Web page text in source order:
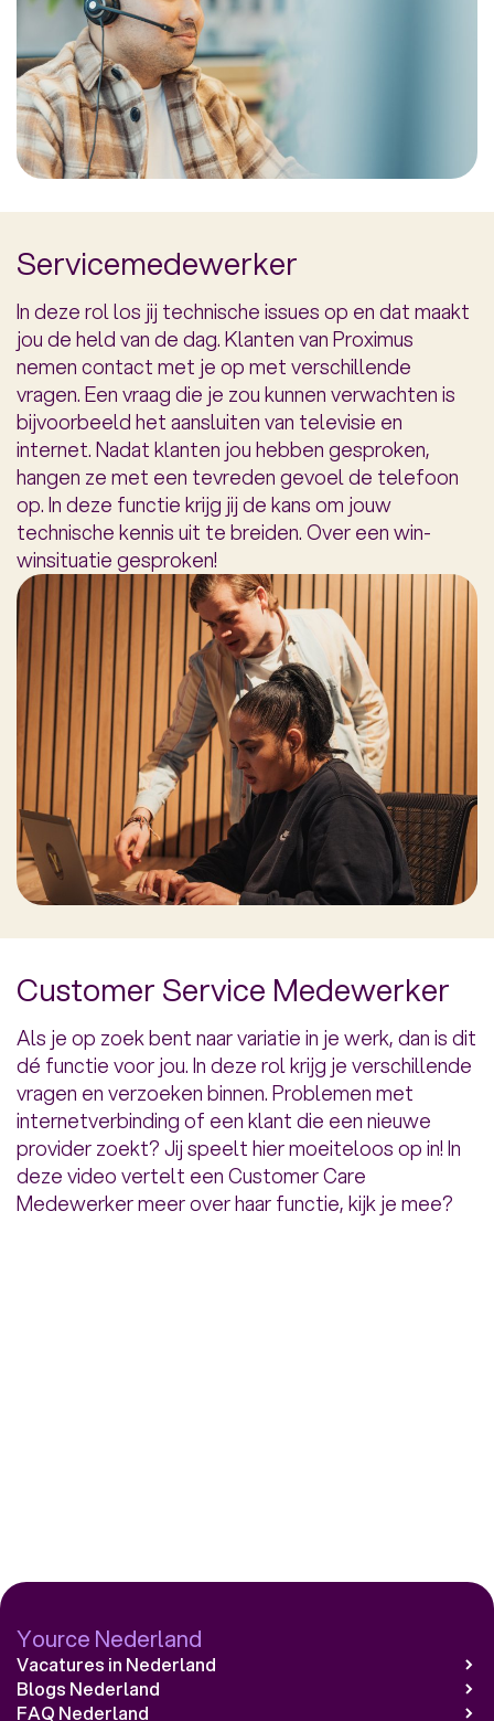
Servicemedewerker
In deze rol los jij technische issues op en dat maakt
jou de held van de dag. Klanten van Proximus
nemen contact met je op met verschillende
vragen. Een vraag die je zou kunnen verwachten is
bijvoorbeeld het aansluiten van televisie en
internet. Nadat klanten jou hebben gesproken,
hangen ze met een tevreden gevoel de telefoon
op. In deze functie krijg jij de kans om jouw
technische kennis uit te breiden. Over een win-
winsituatie gesproken!
Customer Service Medewerker
Als je op zoek bent naar variatie in je werk, dan is dit
dé functie voor jou. In deze rol krijg je verschillende
vragen en verzoeken binnen. Problemen met
internetverbinding of een klant die een nieuwe
provider zoekt? Jij speelt hier moeiteloos op in! In
deze video vertelt een Customer Care
Medewerker meer over haar functie, kijk je mee?
Yource Nederland
Vacatures in Nederland
Blogs Nederland
FAQ Nederland